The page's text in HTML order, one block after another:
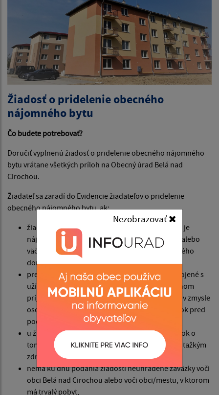
Nezobrazovať
Žiadosť o pridelenie obecného
nájomného bytu
Čo budete potrebovať?
Doručiť vyplnenú žiadosť o pridelenie obecného nájomného
bytu vrátane všetkých príloh na Obecný úrad Belá nad
Cirochou.
Žiadateľ sa zaradí do Evidencie žiadateľov o pridelenie
obecného nájomného bytu, ak:
žiadateľ alebo jeho manžel/ka, druh/družka nie je
nájomcom nájomného bytu a nie je vlastníkom alebo
väčšinovým spoluvlastníkom bytu alebo rodinného
domu,
preukáže schopnosť platiť nájomné a služby spojené s
užívaním bytu doloženým potvrdením o aktuálnom
príjme všetkých spoločne posudzovaných osôb v zmysle
osobitného predpisu za posledný kalendárny rok pred
podaním žiadosti,
u žiadateľov o bezbariérový nájomný byt posudok o
tom, že žiadateľ alebo člen rodiny je občanom s ťažkým
zdravotným postihnutím,
nemá ku dňu podania žiadosti neuhradené záväzky voči
obci Belá nad Cirochou alebo voči obci/mestu, v ktorom
má trvalý pobyt,